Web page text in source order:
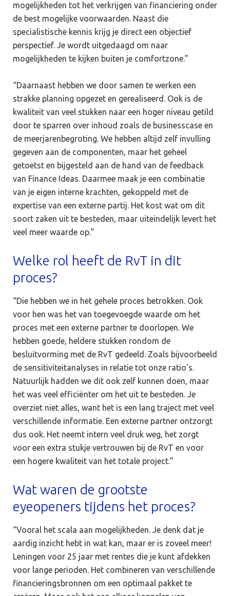
mogelijkheden tot het verkrijgen van financiering onder
de best mogelijke voorwaarden. Naast die
specialistische kennis krijg je direct een objectief
perspectief. Je wordt uitgedaagd om naar
mogelijkheden te kijken buiten je comfortzone.”
“Daarnaast hebben we door samen te werken een
strakke planning opgezet en gerealiseerd. Ook is de
kwaliteit van veel stukken naar een hoger niveau getild
door te sparren over inhoud zoals de businesscase en
de meerjarenbegroting. We hebben altijd zelf invulling
gegeven aan de componenten, maar het geheel
getoetst en bijgesteld aan de hand van de feedback
van Finance Ideas. Daarmee maak je een combinatie
van je eigen interne krachten, gekoppeld met de
expertise van een externe partij. Het kost wat om dit
soort zaken uit te besteden, maar uiteindelijk levert het
veel meer waarde op.”
Welke rol heeft de RvT in dit
proces?
“Die hebben we in het gehele proces betrokken. Ook
voor hen was het van toegevoegde waarde om het
proces met een externe partner te doorlopen. We
hebben goede, heldere stukken rondom de
besluitvorming met de RvT gedeeld. Zoals bijvoorbeeld
de sensitiviteitanalyses in relatie tot onze ratio’s.
Natuurlijk hadden we dit ook zelf kunnen doen, maar
het was veel efficiënter om het uit te besteden. Je
overziet niet alles, want het is een lang traject met veel
verschillende informatie. Een externe partner ontzorgt
dus ook. Het neemt intern veel druk weg, het zorgt
voor een extra stukje vertrouwen bij de RvT en voor
een hogere kwaliteit van het totale project.”
Wat waren de grootste
eyeopeners tijdens het proces?
“Vooral het scala aan mogelijkheden. Je denk dat je
aardig inzicht hebt in wat kan, maar er is zoveel meer!
Leningen voor 25 jaar met rentes die je kunt afdekken
voor lange perioden. Het combineren van verschillende
financieringsbronnen om een optimaal pakket te